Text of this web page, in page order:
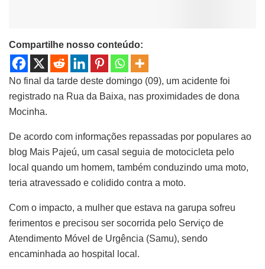
Compartilhe nosso conteúdo:
No final da tarde deste domingo (09), um acidente foi
registrado na Rua da Baixa, nas proximidades de dona
Mocinha.
De acordo com informações repassadas por populares ao
blog Mais Pajeú, um casal seguia de motocicleta pelo
local quando um homem, também conduzindo uma moto,
teria atravessado e colidido contra a moto.
Com o impacto, a mulher que estava na garupa sofreu
ferimentos e precisou ser socorrida pelo Serviço de
Atendimento Móvel de Urgência (Samu), sendo
encaminhada ao hospital local.